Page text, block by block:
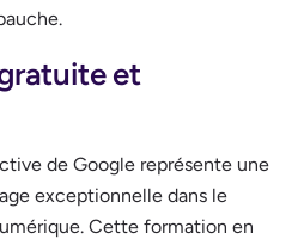
et
de Google représente une
exceptionnelle dans le
Cette formation en